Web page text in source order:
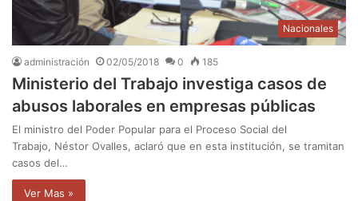
Nacionales
administración 02/05/2018 0 185
Ministerio del Trabajo investiga casos de
abusos laborales en empresas públicas
El ministro del Poder Popular para el Proceso Social del
Trabajo, Néstor Ovalles, aclaró que en esta institución, se tramitan
casos del…
Ver Mas »